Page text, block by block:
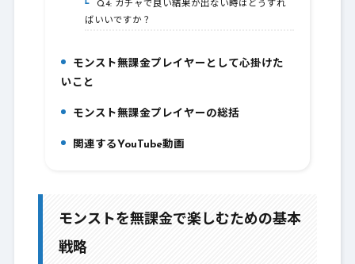
6-4.Q4: ガチャで良い結果が出ない時はどうすれ
ばいいですか？
モンスト無課金プレイヤーとして心掛けた
いこと
モンスト無課金プレイヤーの総括
9.関連するYouTube動画
モンストを無課金で楽しむための基本
戦略